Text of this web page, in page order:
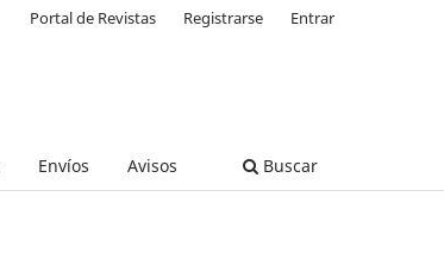
Envíos Avisos Buscar
Portal de Revistas Registrarse Entrar